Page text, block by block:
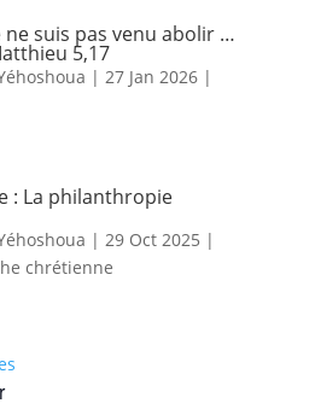
ne suis pas venu abolir …
5,17
| 27 Jan 2026|
: La philanthropie
| 29 Oct 2025 |
chrétienne